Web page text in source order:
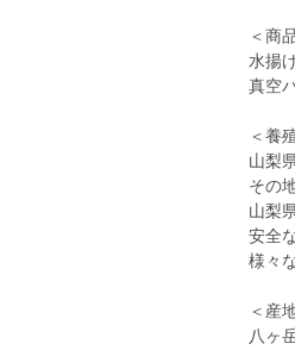
＜商
水揚
真空
＜養
山梨
その
山梨
安全
様々
＜産
八ヶ